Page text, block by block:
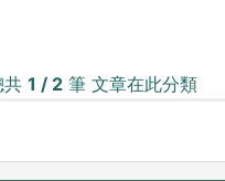
共 1 / 2筆 文章在此分類